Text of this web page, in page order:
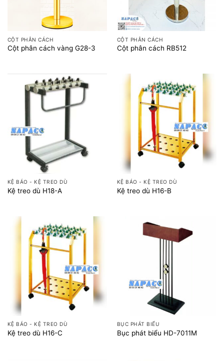
CỘT PHÂN CÁCH
Cột phân cách vàng G28-3
CỘT PHÂN CÁCH
Cột phân cách RB512
KỆ BÁO - KỆ TREO DÙ
Kệ treo dù H18-A
KỆ BÁO - KỆ TREO DÙ
Kệ treo dù H16-B
KỆ BÁO - KỆ TREO DÙ
Kệ treo dù H16-C
BỤC PHÁT BIỂU
Bục phát biểu HD-7011M